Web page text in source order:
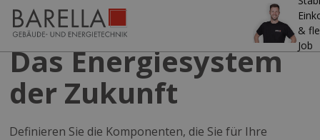
&
Job
Das Energiesystem
der Zukunft
Definieren Sie die Komponenten, die Sie für Ihre